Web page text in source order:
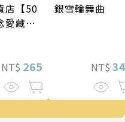
店【50
愛藏
NT$ 265
銀雪輪舞曲
NT$